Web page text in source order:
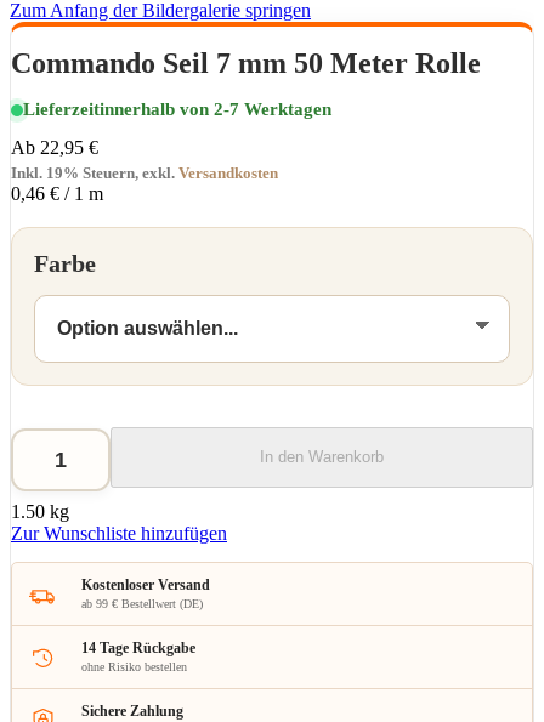
Zum Anfang der Bildergalerie springen
Commando Seil 7 mm 50 Meter Rolle
Lieferzeitinnerhalb von 2-7 Werktagen
Ab 22,95 €
Inkl. 19% Steuern, exkl. Versandkosten
0,46 € / 1 m
Farbe
In den Warenkorb
1.50 kg
Zur Wunschliste hinzufügen
Kostenloser Versand
ab 99 € Bestellwert (DE)
14 Tage Rückgabe
ohne Risiko bestellen
Sichere Zahlung